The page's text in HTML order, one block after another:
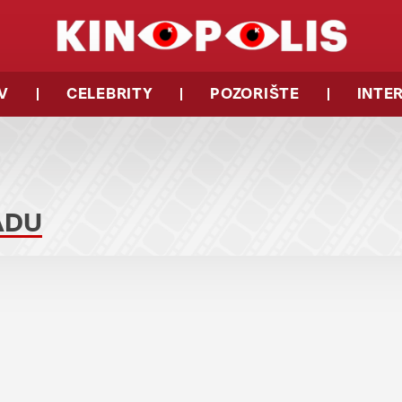
CELEBRITY POZORIŠTE